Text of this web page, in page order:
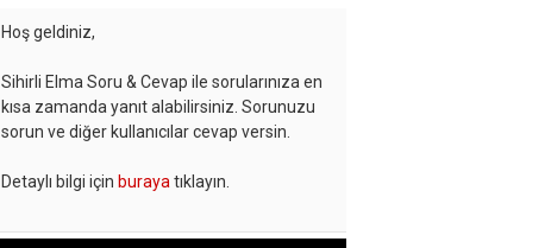
Hoş geldiniz,
Sihirli Elma Soru & Cevap ile sorularınıza en
kısa zamanda yanıt alabilirsiniz. Sorunuzu
sorun ve diğer kullanıcılar cevap versin.
Detaylı bilgi için buraya tıklayın.